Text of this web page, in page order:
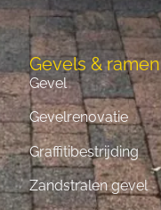
Gevels & ramen
Gevel
Gevelrenovatie
Graffitibestrijding
Zandstralen gevel